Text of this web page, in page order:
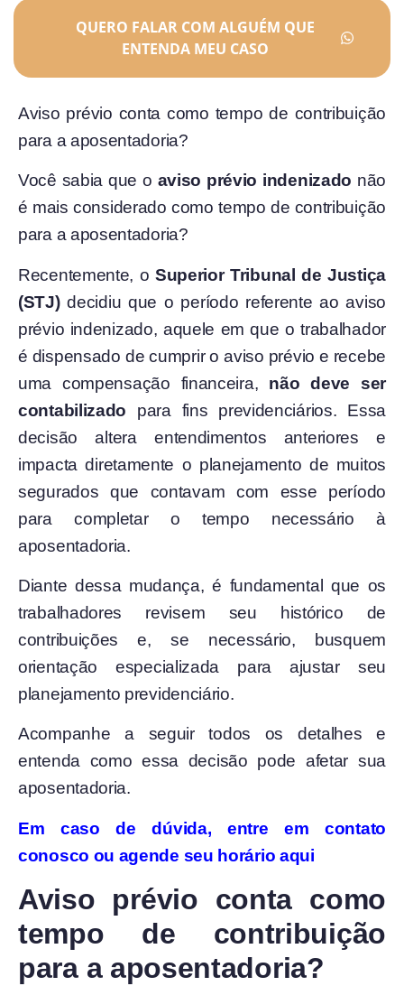
QUERO FALAR COM ALGUÉM QUE
ENTENDA MEU CASO
Aviso prévio conta como tempo de contribuição
para a aposentadoria?
Você sabia que o aviso prévio indenizado não
é mais considerado como tempo de contribuição
para a aposentadoria?
Recentemente, o Superior Tribunal de Justiça
(STJ)decidiu que o período referente ao aviso
prévio indenizado, aquele em que o trabalhador
é dispensado de cumprir o aviso prévio e recebe
uma compensação financeira, não deve ser
contabilizado para fins previdenciários. Essa
decisão altera entendimentos anteriores e
impacta diretamente o planejamento de muitos
segurados que contavam com esse período
para completar o tempo necessário à
aposentadoria.
Diante dessa mudança, é fundamental que os
trabalhadores revisem seu histórico de
contribuições e, se necessário, busquem
orientação especializada para ajustar seu
planejamento previdenciário.
Acompanhe a seguir todos os detalhes e
entenda como essa decisão pode afetar sua
aposentadoria.
Em caso de dúvida, entre em contato
conosco ou agende seu horário aqui
Aviso prévio conta como
tempo de contribuição
para a aposentadoria?